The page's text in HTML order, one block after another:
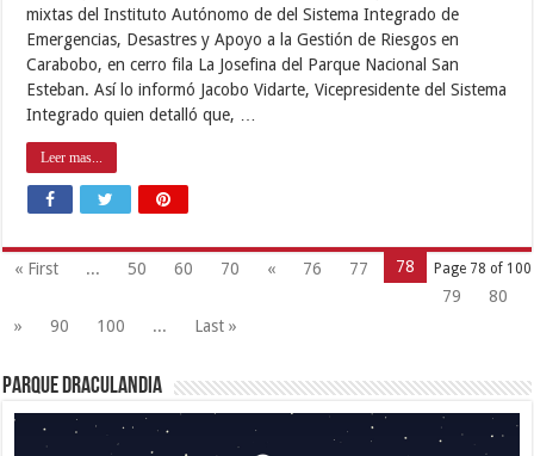
mixtas del Instituto Autónomo de del Sistema Integrado de
Emergencias, Desastres y Apoyo a la Gestión de Riesgos en
Carabobo, en cerro fila La Josefina del Parque Nacional San
Esteban. Así lo informó Jacobo Vidarte, Vicepresidente del Sistema
Integrado quien detalló que, …
Leer mas...
Page 78 of 100
« First ... 50 60 70 « 76 77
78
79
80
»
90 100 ... Last »
Parque Draculandia